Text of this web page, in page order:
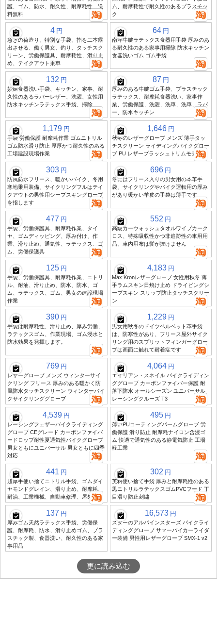
護、ゴム、防水、耐久性、耐摩耗性、送
料無料
ム、耐摩耗性で耐久性のあるプラスチッ
ク
4 円
急ぎの荷造り、特別な手袋、指を二本露
出させる、働く男女、釣り、タッチスク
リーン、労働保護具、耐摩耗性、滑り止
め、テイクアウト乗車
64 円
南洋牛腱ラテックス食器用手袋 厚みのあ
る耐久性のある家事用掃除 防水キッチン
食器洗いゴム ゴム手袋
132 円
妙姐食器洗い手袋、キッチン、家事、耐
久性のあるラバーレザー、洗濯、女性用
防水キッチンラテックス手袋、掃除
87 円
厚みのある牛腱ゴム手袋、プラスチック
ラテックス、耐摩耗食器洗い、家事作
業、労働保護、洗濯、洗車、洗車、ラバ
ー、防水キッチン
1,179 円
手袋 労働保護 耐摩耗作業 ゴムニトリル
ゴム防水滑り防止 厚厚かつ耐久性のある
工場建設現場作業
1,646 円
秋冬のレザーグローブ メンズ 薄手タッ
チスクリーン ライディングバイクグロー
ブ PU レザープラッシュトリムモデル
303 円
防風防水フリース、暖かいバイク、冬用
寒地乗用装備、サイクリングフルはテイ
クアウトの男性用シープスキングローブ
を指します
696 円
冬にはフリース入りの男女用の本革手
袋、サイクリングやバイク運転用の厚み
があり暖かい羊皮の手袋は薄手です
477 円
手袋、労働保護具、耐摩耗作業、タイ
ヤ、ゴムディッピング、厚み付け、作
業、滑り止め、通気性、ラテックス、ゴ
ム、労働保護具
552 円
高級カーウォッシュタオルワイプカーク
ロス、特殊吸収性かつ非追跡性の車用用
品、車内用布は髪が抜けません
125 円
手袋、労働保護具、耐摩耗作業、ニトリ
ル、耐油、滑り止め、防水、防水、ゴ
ム、ラテックス、ゴム、男女の建設現場
作業
4,183 円
Max Kronレザーグローブ 女性用秋冬 薄
手ラムスキン日焼け止め ドライビングシ
ープスキン スリップ防止タッチスクリー
ン
390 円
手袋は耐摩耗性、滑り止め、厚み労働、
ラテックスゴム、作業現場、ゴム浸水と
防水効果を発揮します。
1,229 円
男女用秋冬のドイツベルベット革手袋
は、防寒性があり、フリース屋外サイク
リング用のスプリットフィンガーグロー
ブは画面に触れて耐着症です
769 円
レザーグローブ メンズ ウィンターサイ
クリング フリース 厚みのある暖かく防
風防水タッチスクリーン ウィンターバイ
クサイクリンググローブ
4,064 円
エイリアン・スネイル バイクライディン
ググローブ カーボンファイバー保護 耐
落下防水 オールシーズン ユニバーサル
レーシングクルーズ T3
4,539 円
レーシングフェザーバイクライディング
グローブ CEグレード カーボンファイバ
ードロップ耐性夏通気性バイクグローブ
男女ともにユニバーサル 男女ともに四季
対応
495 円
薄いPUコーティングパームグローブ 労
働保護 滑り防止 耐摩耗ナイロン含浸ゴ
ム 快適で通気性のある静電気防止 工場
軽工業
441 円
超厚手使い捨てニトリル手袋、ゴムダイ
ヤモンドグレイン、滑り止め、耐摩耗、
耐油、工業機械、自動車修理、屋外作業
302 円
英科使い捨て手袋 厚みと耐摩耗性のある
黒ニトリルラテックスゴムPVCフード 丁
目滑り防止刺繍
137 円
厚みゴム天然ラテックス手袋、労働保
護、耐摩耗、防水、滑り止めゴム、プラ
スチック製、食器洗い、耐久性のある家
事用品
16,573 円
スターのアルパインスターズ バイクライ
ディンググローブ サマーバイカーライダ
ー装備 男性用レザーグローブ SMX-1 v2
更に読み込む